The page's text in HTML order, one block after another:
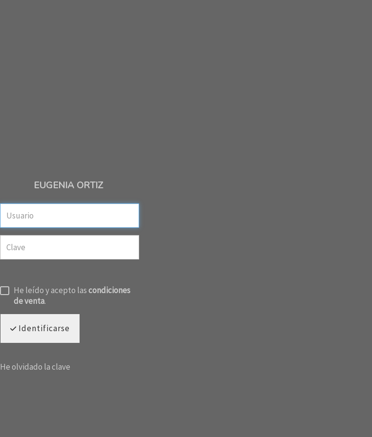
EUGENIA ORTIZ
He leído y acepto lascondiciones
de venta.
Identificarse
He olvidado la clave